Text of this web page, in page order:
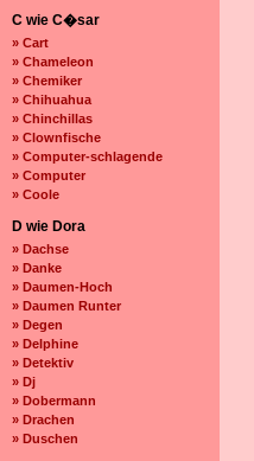
C wie C�sar
» Cart
» Chameleon
» Chemiker
» Chihuahua
» Chinchillas
» Clownfische
» Computer-schlagende
» Computer
» Coole
D wie Dora
» Dachse
» Danke
» Daumen-Hoch
» Daumen Runter
» Degen
» Delphine
» Detektiv
» Dj
» Dobermann
» Drachen
» Duschen